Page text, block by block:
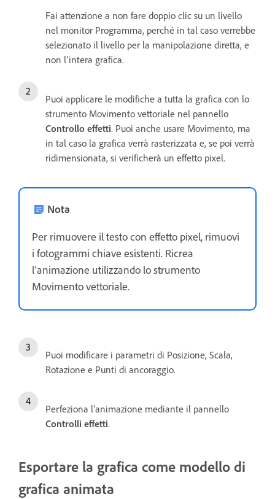
Fai attenzione a non fare doppio clic su un livello
nel monitor Programma, perché in tal caso verrebbe
selezionato il livello per la manipolazione diretta, e
non l’intera grafica.
Puoi applicare le modifiche a tutta la grafica con lo
strumento Movimento vettoriale nel pannello
Controllo effetti. Puoi anche usare Movimento, ma
in tal caso la grafica verrà rasterizzata e, se poi verrà
ridimensionata, si verificherà un effetto pixel.
Nota
Per rimuovere il testo con effetto pixel, rimuovi
i fotogrammi chiave esistenti. Ricrea
l’animazione utilizzando lo strumento
Movimento vettoriale.
Puoi modificare i parametri di Posizione, Scala,
Rotazione e Punti di ancoraggio.
Perfeziona l’animazione mediante il pannello
Controlli effetti.
Esportare la grafica come modello di
grafica animata